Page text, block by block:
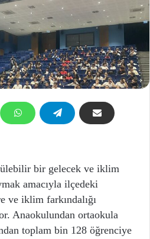
bir gelecek ve iklim
amacıyla ilçedeki
ve iklim farkındalığı
Anaokulundan ortaokula
toplam bin 128 öğrenciye